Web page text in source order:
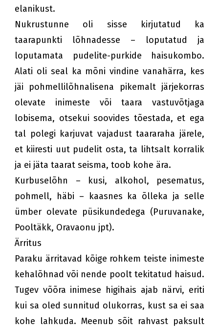
elanikust.
Nukrustunne oli sisse kirjutatud ka
taarapunkti lõhnadesse – loputatud ja
loputamata pudelite-purkide haisukombo.
Alati oli seal ka mõni vindine vanahärra, kes
jäi pohmellilõhnalisena pikemalt järjekorras
olevate inimeste või taara vastuvõtjaga
lobisema, otsekui soovides tõestada, et ega
tal polegi karjuvat vajadust taararaha järele,
et kiiresti uut pudelit osta, ta lihtsalt korralik
ja ei jäta taarat seisma, toob kohe ära.
Kurbuselõhn – kusi, alkohol, pesematus,
pohmell, häbi – kaasnes ka õlleka ja selle
ümber olevate püsikundedega (Puruvanake,
Pooltäkk, Oravaonu jpt).
Ärritus
Paraku ärritavad kõige rohkem teiste inimeste
kehalõhnad või nende poolt tekitatud haisud.
Tugev võõra inimese higihais ajab närvi, eriti
kui sa oled sunnitud olukorras, kust sa ei saa
kohe lahkuda. Meenub sõit rahvast paksult